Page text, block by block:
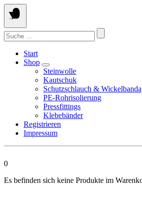
Springen
Sie
zum
Inhalt
Suchen
nach:
Start
Shop
Steinwolle
Kautschuk
Schutzschlauch &
PE-Rohrisolierung
Pressfittings
Klebebänder
Registrieren
Impressum
0
Es befinden sich keine Produkte im